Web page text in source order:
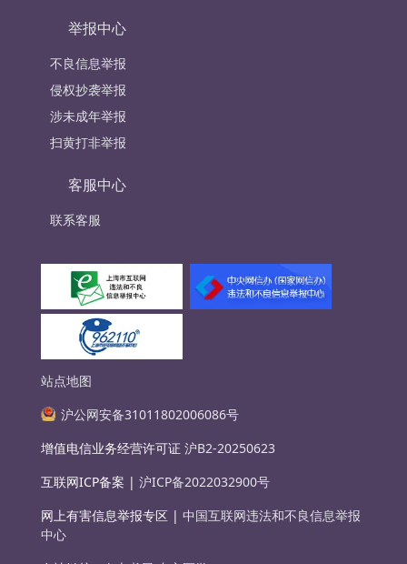
举报中心
不良信息举报
侵权抄袭举报
涉未成年举报
扫黄打非举报
客服中心
联系客服
站点地图
沪公网安备31011802006086号
增值电信业务经营许可证 沪B2-20250623
互联网ICP备案 | 沪ICP备2022032900号
网上有害信息举报专区 | 中国互联网违法和不良信息举报
中心